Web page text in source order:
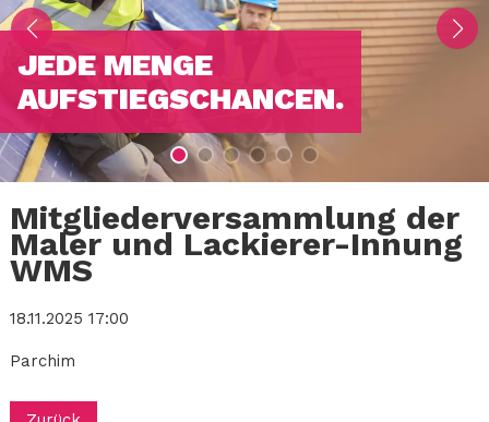
JEDE MENGE
AUFSTIEGSCHANCEN.
Mitgliederversammlung der
Maler und Lackierer-Innung
WMS
18.11.2025 17:00
Parchim